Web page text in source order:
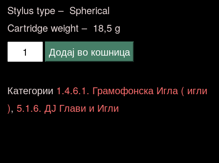
Stylus type – Spherical
Cartridge weight – 18,5 g
Reloop
Green
replacement
Додај во кошница
Категории 1.4.6.1. Грамофонска Игла ( игли
), 5.1.6. ДЈ Глави и Игли